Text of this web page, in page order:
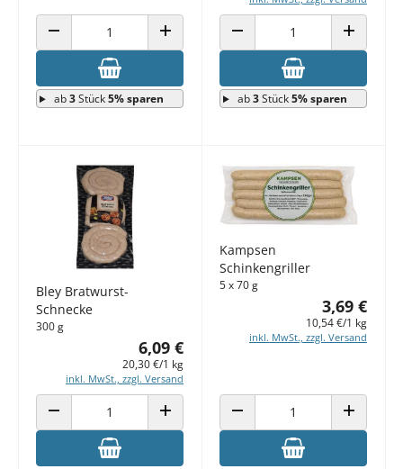
ANZAHL VERRINGERN ANZAHL ERHÖHEN
ab3Stück5% sparen
ANZAHL VERRINGERN ANZAHL
ab3Stück5% sparen
Bley Bratwurst-
Schnecke
300 g
6,09 €
20,30 €/1 kg
inkl. MwSt., zzgl. Versand
ANZAHL VERRINGERN ANZAHL ERHÖHEN
Kampsen
Schinkengriller
5 x 70 g
3,69 €
10,54 €/1 kg
inkl. MwSt., zzgl. Versand
ANZAHL VERRINGERN ANZAHL